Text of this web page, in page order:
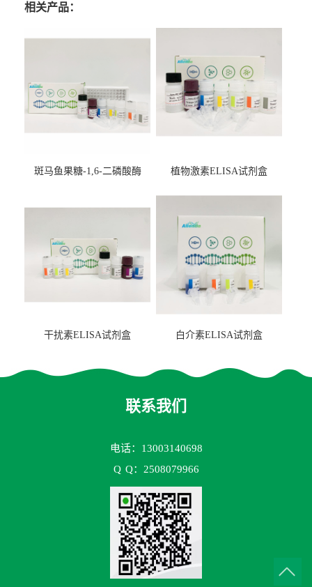
相关产品：
斑马鱼果糖-1,6-二磷酸酶
盒
植物激素ELISA试剂盒
干扰素ELISA试剂盒 白介素ELISA试剂盒
联系我们
电话：13003140698
Q Q：2508079966